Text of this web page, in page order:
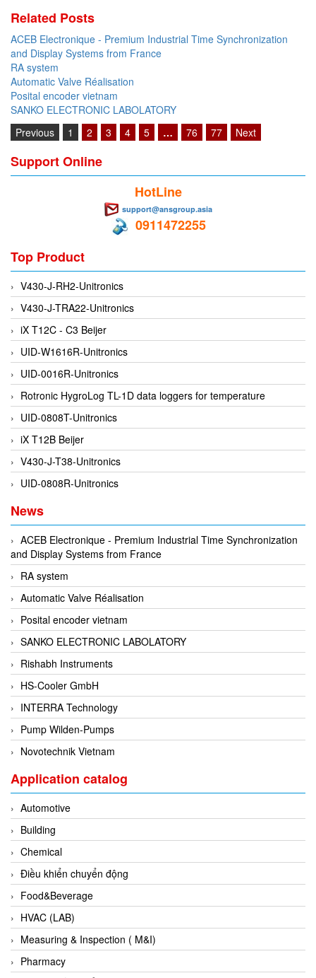
DOLD - Autho ANS
Dold Vietnam
Dongdo Tech
Donghwa Valve
Dongkun
Dosing Pump
DR. NEUMANN Peltier-Technik
Driesen Kern
DUCATI
Dukin Besko
Dunkermotoren
Durag
Dwyer
DYH
Dynisco
E+E ELEKTRONIK
E+H
E2S
Eaton
EBMPAPST
ECKERLE
Ecom-EX
ECONEX
Edward
EES
EGE Elektronik
Eilersen Vietnam
Ekstrom-Carlson
Elands Cable Vietnam
Elap Vietnam
Electro Adda
Electro Industries
Electronic Design System S.R.L Vietnam
Electronics Inc. Viet Nam
Electro-Sensors Vietnam
Elektrogas Vietnam
Elektrophysik Vietnam
elesa-ganter
ELETTA
Related Posts
ACEB Electronique - Premium Industrial Time Synchronization
and Display Systems from France
RA system
Automatic Valve Réalisation
Posital encoder vietnam
SANKO ELECTRONIC LABOLATORY
Previous
1 2 3 4 5 … 76 77 Next
Support Online
HotLine
support@ansgroup.asia
0911472255
Top Product
V430-J-RH2-Unitronics
V430-J-TRA22-Unitronics
iX T12C - C3 Beijer
UID-W1616R-Unitronics
UID-0016R-Unitronics
Rotronic HygroLog TL-1D data loggers for temperature
UID-0808T-Unitronics
iX T12B Beijer
V430-J-T38-Unitronics
UID-0808R-Unitronics
News
ACEB Electronique - Premium Industrial Time Synchronization
and Display Systems from France
RA system
Automatic Valve Réalisation
Posital encoder vietnam
SANKO ELECTRONIC LABOLATORY
Rishabh Instruments
HS-Cooler GmbH
INTERRA Technology
Pump Wilden-Pumps
Novotechnik Vietnam
Application catalog
Automotive
Building
Chemical
Điều khiển chuyển động
Food&Beverage
HVAC (LAB)
Measuring & Inspection ( M&I)
Pharmacy